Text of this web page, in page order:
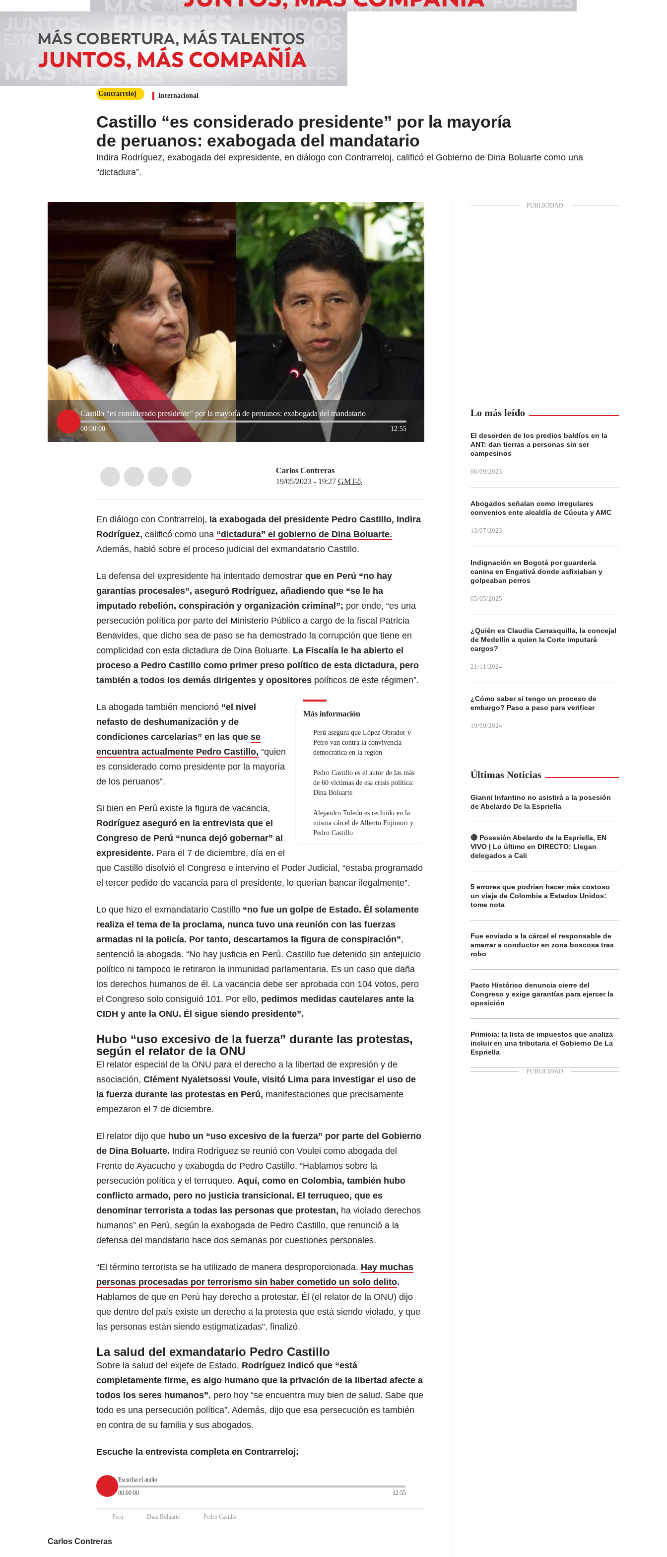
Contrarreloj Internacional
Castillo “es considerado presidente” por la mayoría
de peruanos: exabogada del mandatario
Indira Rodríguez, exabogada del expresidente, en diálogo con Contrarreloj, calificó el Gobierno de Dina Boluarte como una
“dictadura”.
Castillo “es considerado presidente” por la mayoría de peruanos: exabogada del mandatario
00:00:00 12:55
Carlos Contreras
19/05/2023 - 19:27 GMT-5
En diálogo con Contrarreloj, la exabogada del presidente Pedro Castillo, Indira
Rodríguez, calificó como una “dictadura” el gobierno de Dina Boluarte.
Además, habló sobre el proceso judicial del exmandatario Castillo.
La defensa del expresidente ha intentado demostrar que en Perú “no hay
garantías procesales”, aseguró Rodríguez, añadiendo que “se le ha
imputado rebelión, conspiración y organización criminal”; por ende, “es una
persecución política por parte del Ministerio Público a cargo de la fiscal Patricia
Benavides, que dicho sea de paso se ha demostrado la corrupción que tiene en
complicidad con esta dictadura de Dina Boluarte. La Fiscalía le ha abierto el
proceso a Pedro Castillo como primer preso político de esta dictadura, pero
también a todos los demás dirigentes y opositores políticos de este régimen”.
Más información
Perú asegura que López Obrador y
Petro van contra la convivencia
democrática en la región
Pedro Castillo es el autor de las más
de 60 víctimas de esa crisis política:
Dina Boluarte
Alejandro Toledo es recluido en la
misma cárcel de Alberto Fujimori y
Pedro Castillo
La abogada también mencionó “el nivel
nefasto de deshumanización y de
condiciones carcelarias” en las que se
encuentra actualmente Pedro Castillo, “quien
es considerado como presidente por la mayoría
de los peruanos”.
Si bien en Perú existe la figura de vacancia,
Rodríguez aseguró en la entrevista que el
Congreso de Perú “nunca dejó gobernar” al
expresidente. Para el 7 de diciembre, día en el
que Castillo disolvió el Congreso e intervino el Poder Judicial, “estaba programado
el tercer pedido de vacancia para el presidente, lo querían bancar ilegalmente”.
Lo que hizo el exmandatario Castillo “no fue un golpe de Estado. Él solamente
realiza el tema de la proclama, nunca tuvo una reunión con las fuerzas
armadas ni la policía. Por tanto, descartamos la figura de conspiración”,
sentenció la abogada. “No hay justicia en Perú. Castillo fue detenido sin antejuicio
político ni tampoco le retiraron la inmunidad parlamentaria. Es un caso que daña
los derechos humanos de él. La vacancia debe ser aprobada con 104 votos, pero
el Congreso solo consiguió 101. Por ello, pedimos medidas cautelares ante la
CIDH y ante la ONU. Él sigue siendo presidente”.
Hubo “uso excesivo de la fuerza” durante las protestas,
según el relator de la ONU
El relator especial de la ONU para el derecho a la libertad de expresión y de
asociación, Clément Nyaletsossi Voule, visitó Lima para investigar el uso de
la fuerza durante las protestas en Perú, manifestaciones que precisamente
empezaron el 7 de diciembre.
El relator dijo que hubo un “uso excesivo de la fuerza” por parte del Gobierno
de Dina Boluarte. Indira Rodríguez se reunió con Voulei como abogada del
Frente de Ayacucho y exabogda de Pedro Castillo. “Hablamos sobre la
persecución política y el terruqueo. Aquí, como en Colombia, también hubo
conflicto armado, pero no justicia transicional. El terruqueo, que es
denominar terrorista a todas las personas que protestan, ha violado derechos
humanos” en Perú, según la exabogada de Pedro Castillo, que renunció a la
defensa del mandatario hace dos semanas por cuestiones personales.
“El término terrorista se ha utilizado de manera desproporcionada. Hay muchas
personas procesadas por terrorismo sin haber cometido un solo delito.
Hablamos de que en Perú hay derecho a protestar. Él (el relator de la ONU) dijo
que dentro del país existe un derecho a la protesta que está siendo violado, y que
las personas están siendo estigmatizadas”, finalizó.
La salud del exmandatario Pedro Castillo
Sobre la salud del exjefe de Estado, Rodríguez indicó que “está
completamente firme, es algo humano que la privación de la libertad afecte a
todos los seres humanos”, pero hoy “se encuentra muy bien de salud. Sabe que
todo es una persecución política”. Además, dijo que esa persecución es también
en contra de su familia y sus abogados.
Escuche la entrevista completa en Contrarreloj:
Escucha el audio
00:00:00
12:55
Perú Dina Boluarte Pedro Castillo
Carlos Contreras
Lo más leído
El desorden de los predios baldíos en la
ANT: dan tierras a personas sin ser
campesinos
06/09/2023
Abogados señalan como irregulares
convenios ente alcaldía de Cúcuta y AMC
13/07/2023
Indignación en Bogotá por guardería
canina en Engativá donde asfixiaban y
golpeaban perros
05/05/2025
¿Quién es Claudia Carrasquilla, la concejal
de Medellín a quien la Corte imputará
cargos?
21/11/2024
¿Cómo saber si tengo un proceso de
embargo? Paso a paso para verificar
19/09/2024
Últimas Noticias
Gianni Infantino no asistirá a la posesión
de Abelardo De la Espriella
🔴 Posesión Abelardo de la Espriella, EN
VIVO | Lo último en DIRECTO: Llegan
delegados a Cali
5 errores que podrían hacer más costoso
un viaje de Colombia a Estados Unidos:
tome nota
Fue enviado a la cárcel el responsable de
amarrar a conductor en zona boscosa tras
robo
Pacto Histórico denuncia cierre del
Congreso y exige garantías para ejercer la
oposición
Primicia: la lista de impuestos que analiza
incluir en una tributaria el Gobierno De La
Espriella